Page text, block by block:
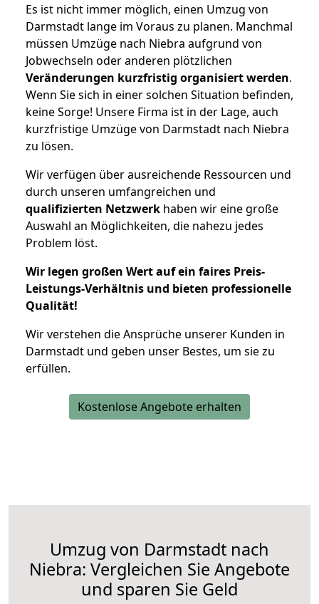
Es ist nicht immer möglich, einen Umzug von
Darmstadt lange im Voraus zu planen. Manchmal
müssen Umzüge nach Niebra aufgrund von
Jobwechseln oder anderen plötzlichen
Veränderungen kurzfristig organisiert werden.
Wenn Sie sich in einer solchen Situation befinden,
keine Sorge! Unsere Firma ist in der Lage, auch
kurzfristige Umzüge von Darmstadt nach Niebra
zu lösen.
Wir verfügen über ausreichende Ressourcen und
durch unseren umfangreichen und
qualifizierten Netzwerk haben wir eine große
Auswahl an Möglichkeiten, die nahezu jedes
Problem löst.
Wir legen großen Wert auf ein faires Preis-
Leistungs-Verhältnis und bieten professionelle
Qualität!
Wir verstehen die Ansprüche unserer Kunden in
Darmstadt und geben unser Bestes, um sie zu
erfüllen.
Kostenlose Angebote erhalten
Umzug von Darmstadt nach
Niebra: Vergleichen Sie Angebote
und sparen Sie Geld